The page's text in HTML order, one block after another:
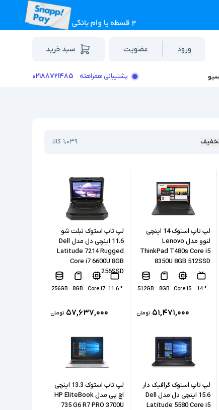
ورود عضویت سبد خرید
پشتیبانی همراهته ۰۲۱۸۸۷۲۱۴۸۵
۱,۰۳۹ کالا
لپ تاپ استوک 14 اینچی
لنوو مدل Lenovo
ThinkPad T480s Core i5
8350U 8GB 512SSD
" 14
Core i5
8GB
512GB
۵۱,۴۷۱,۰۰۰ تومان
لپ تاپ استوک تبلت شو
11.6 اینچی دل مدل Dell
Latitude 7214 Rugged
Core i7 6600U 8GB
256SSD
" 11.6
Core i7
8GB
256GB
۵۷,۶۳۷,۰۰۰ تومان
لپ تاپ استوک گرافیک دار
15.6 اینچی دل مدل Dell
Latitude 5580 Core i5
لپ تاپ استوک 13.3 اینچی
اچ پی مدل HP EliteBook
735 G6 R7 PRO 3700U